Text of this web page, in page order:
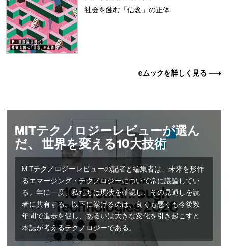
社会を蝕む「信念」の正体
eムックを詳しく見る
MITテクノロジーレビューが選ん
だ、 世界を変える10大技術
MITテクノロジーレビューの記者と編集者は、未来を形作
るエマージング・テクノロジーについて常に議論してい
る。年に一度、私たちは現状を確認し、その見通しを読
者に共有する。以下に挙げるのは、良くも悪くも今後数
年間で進歩を促し、あるいは大きな変化を引き起こすと
本誌が考えるテクノロジーである。